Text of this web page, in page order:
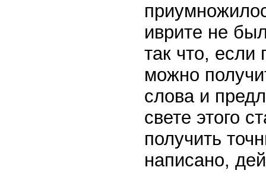
иврите не
так что, если
можно
слова и
свете этого
получить
написано,